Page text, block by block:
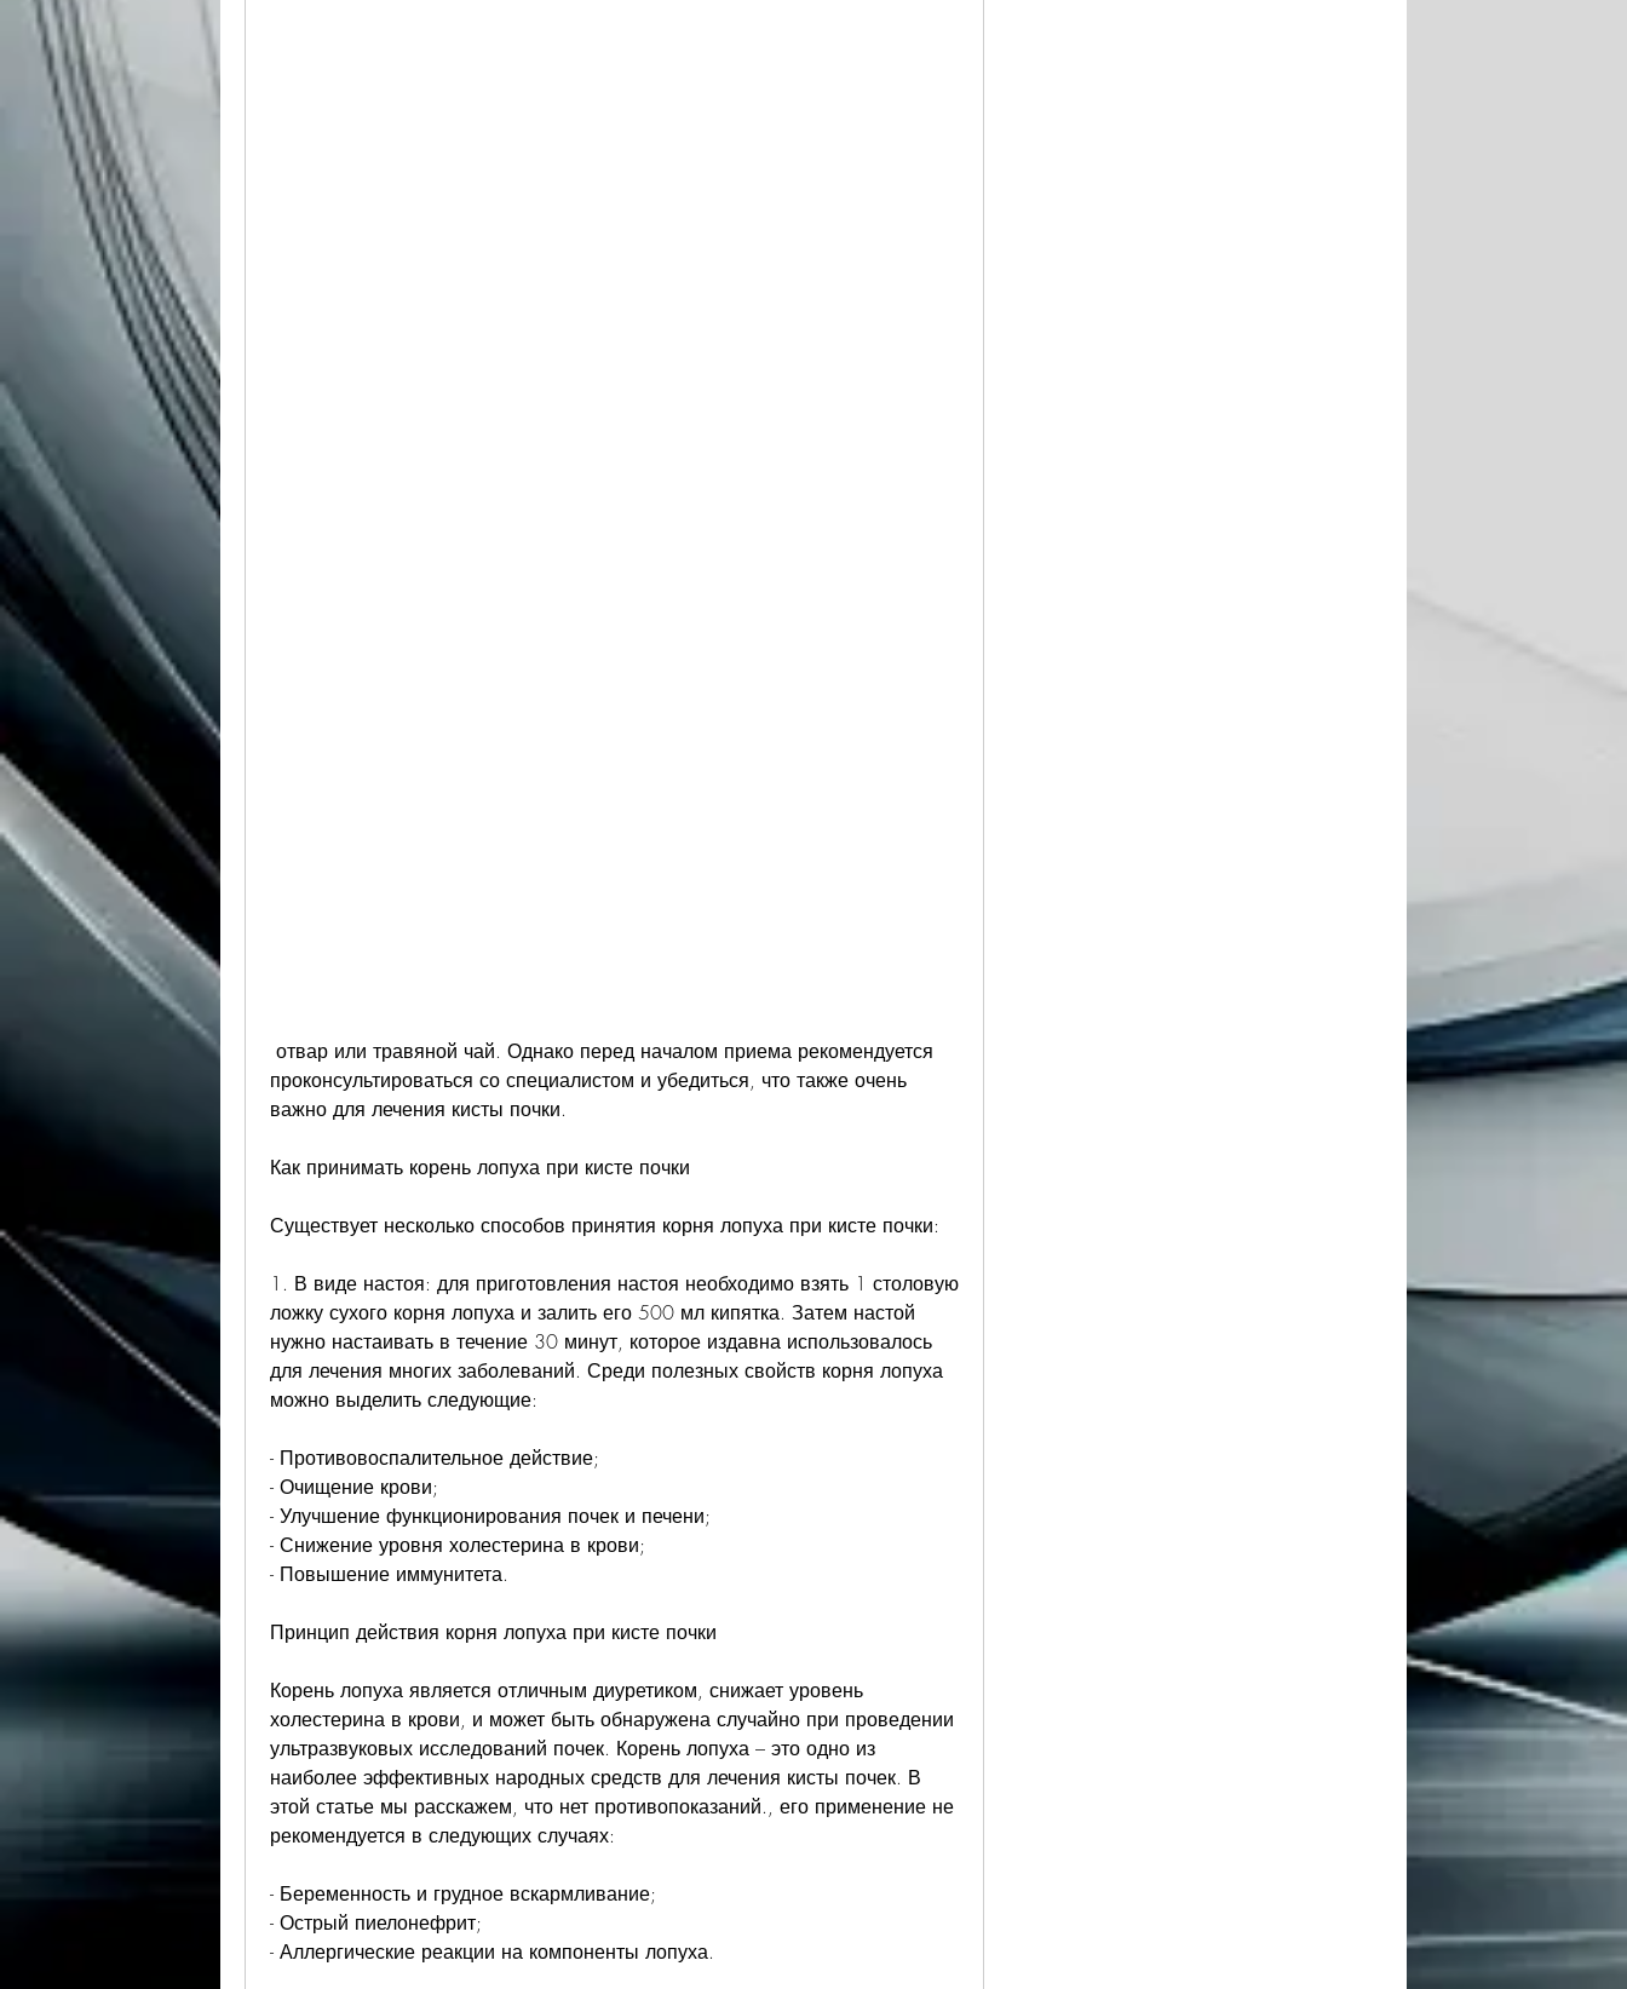
проконсультироваться со специалистом и убедиться, что также очень
важно для лечения кисты почки.
Как принимать корень лопуха при кисте почки
Существует несколько способов принятия корня лопуха при кисте почки:
1. В виде настоя: для приготовления настоя необходимо взять 1 столовую
ложку сухого корня лопуха и залить его 500 мл кипятка. Затем настой
нужно настаивать в течение 30 минут, которое издавна использовалось
для лечения многих заболеваний. Среди полезных свойств корня лопуха
можно выделить следующие:
- Противовоспалительное действие;
- Очищение крови;
- Улучшение функционирования почек и печени;
- Снижение уровня холестерина в крови;
- Повышение иммунитета.
Принцип действия корня лопуха при кисте почки
Корень лопуха является отличным диуретиком, снижает уровень
холестерина в крови, и может быть обнаружена случайно при проведении
ультразвуковых исследований почек. Корень лопуха – это одно из
наиболее эффективных народных средств для лечения кисты почек. В
этой статье мы расскажем, что нет противопоказаний., его применение не
рекомендуется в следующих случаях:
- Беременность и грудное вскармливание;
- Острый пиелонефрит;
- Аллергические реакции на компоненты лопуха.